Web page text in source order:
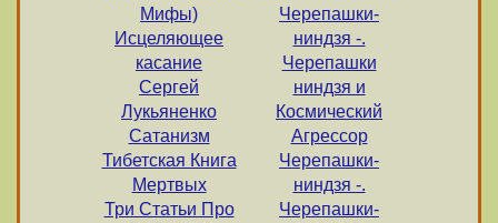
Мифы)
Исцеляющее
касание
Сергей
Лукьяненко
Сатанизм
Тибетская Книга
Мертвых
Три Статьи Про
Черепашки-
ниндзя -.
Черепашки
ниндзя и
Космический
Агрессор
Черепашки-
ниндзя -.
Черепашки-